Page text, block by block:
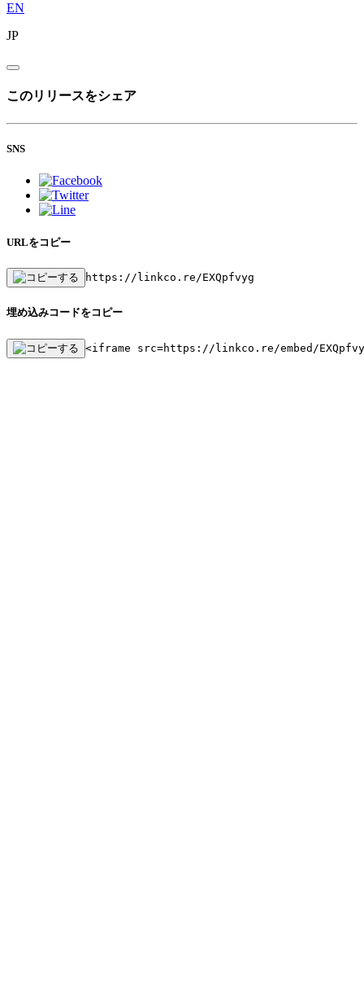
EN
JP
このリリースをシェア
SNS
URLをコピー
https://linkco.re/EXQpfvyg
埋め込みコードをコピー
<iframe src=https://linkco.re/embed/